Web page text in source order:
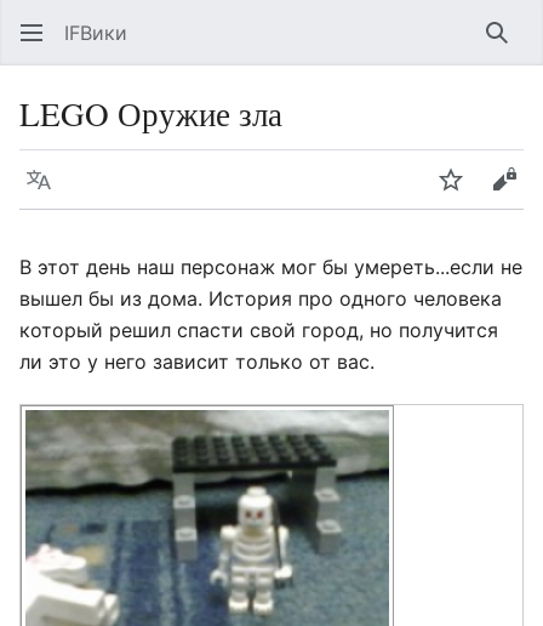
IFВики
LEGO Оружие зла
Язык Следить
В этот день наш персонаж мог бы умереть...если не
вышел бы из дома. История про одного человека
который решил спасти свой город, но получится
ли это у него зависит только от вас.